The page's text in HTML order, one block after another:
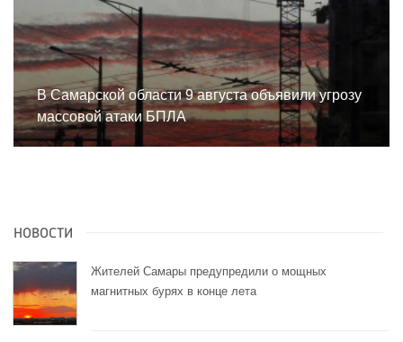
В Самарской области 9 августа объявили угрозу
массовой атаки БПЛА
НОВОСТИ
Жителей Самары предупредили о мощных
магнитных бурях в конце лета